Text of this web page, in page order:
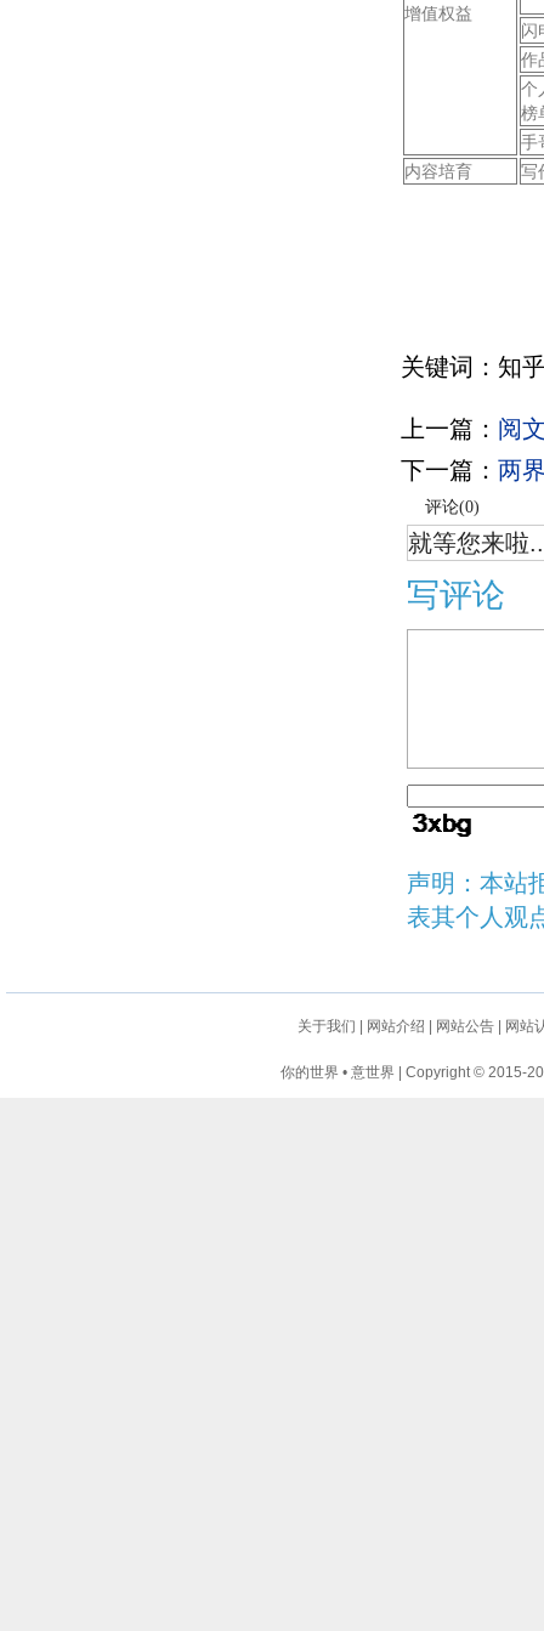
增值权益
闪
作
个
榜
手
内容培育
写
关键词：知
上一篇： 阅
下一篇： 两
评论(0)
就等您来啦
写评论
声明：本站
表其个人观
关于我们 网站介绍 网站公告 网站
你的世界 • 意世界 | Copyright © 2015-